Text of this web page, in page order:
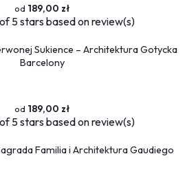
189,00 zł
5 stars based onreview(s)
Sukience – Architektura Gotycka
Barcelony
189,00 zł
5 stars based onreview(s)
Familia i Architektura Gaudiego